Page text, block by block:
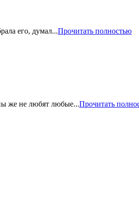
его, думал...Прочитать полностью
же не любят любые...Прочитать